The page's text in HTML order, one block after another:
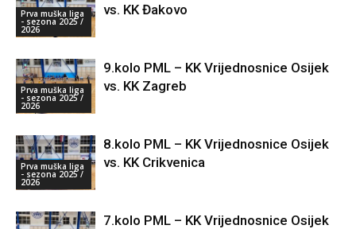
Prva muška liga
- sezona 2025 /
2026
vs. KK Đakovo
Prva muška liga
- sezona 2025 /
2026
9.kolo PML – KK Vrijednosnice Osijek
vs. KK Zagreb
Prva muška liga
- sezona 2025 /
2026
8.kolo PML – KK Vrijednosnice Osijek
vs. KK Crikvenica
7.kolo PML – KK Vrijednosnice Osijek